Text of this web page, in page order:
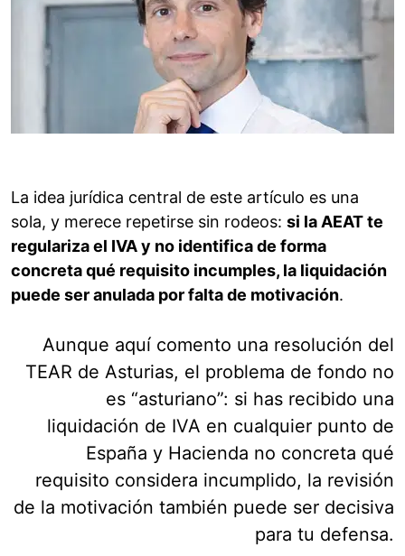
La idea jurídica central de este artículo es una
sola, y merece repetirse sin rodeos: si la AEAT te
regulariza el IVA y no identifica de forma
concreta qué requisito incumples, la liquidación
puede ser anulada por falta de motivación.
Aunque aquí comento una resolución del
TEAR de Asturias, el problema de fondo no
es “asturiano”: si has recibido una
liquidación de IVA en cualquier punto de
España y Hacienda no concreta qué
requisito considera incumplido, la revisión
de la motivación también puede ser decisiva
para tu defensa.